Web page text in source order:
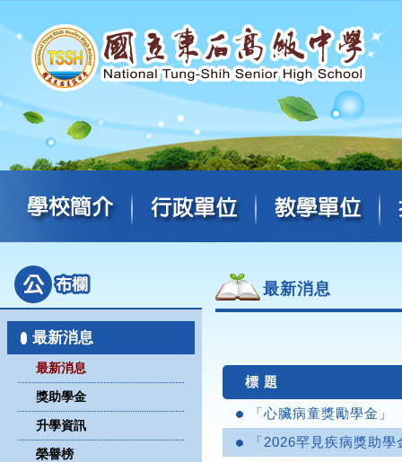
最新消息
最新消息
獎助學金
升學資訊
榮譽榜
最新消息
標 題
「心臟病童獎勵學金」
「2026罕見疾病獎助學